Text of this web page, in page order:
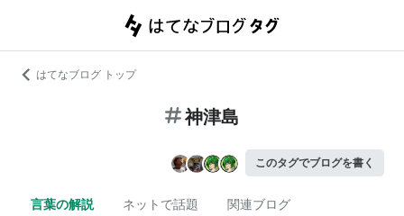
はてなブログ トップ
神津島
このタグでブログを書く
言葉の解説 ネットで話題 関連ブログ